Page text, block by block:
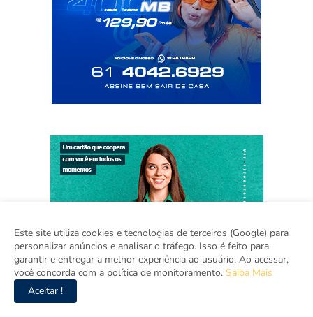
Este site utiliza cookies e tecnologias de terceiros (Google) para
personalizar anúncios e analisar o tráfego. Isso é feito para
garantir e entregar a melhor experiência ao usuário. Ao acessar,
você concorda com a política de monitoramento. Saiba Mais
Aceitar !